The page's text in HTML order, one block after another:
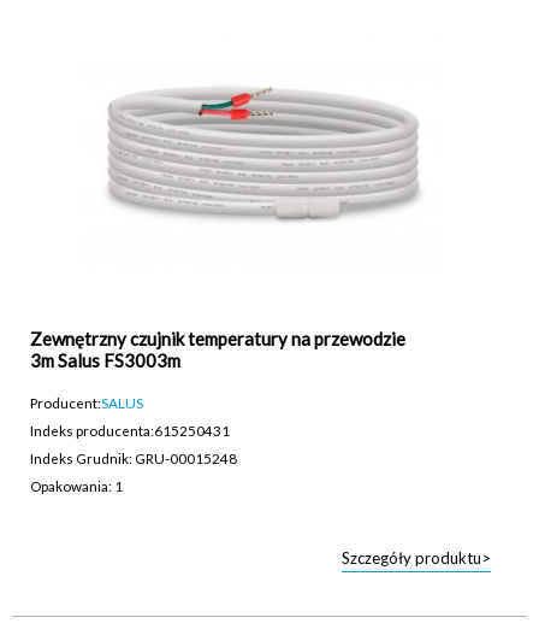
Zewnętrzny czujnik temperatury na przewodzie
3m Salus FS3003m
Producent:SALUS
Indeks producenta:615250431
Indeks Grudnik: GRU-00015248
Opakowania: 1
Szczegóły produktu>